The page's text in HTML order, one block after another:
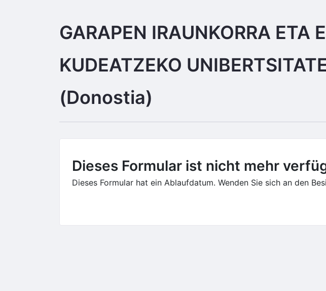
GARAPEN IRAUNKORRA ETA
KUDEATZEKO
(Donostia)
Dieses Formular ist nicht mehr
Dieses Formular hat ein Ablaufdatum. Wenden Sie sich an den